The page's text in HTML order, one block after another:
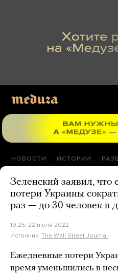
НОВОСТИ ИСТОРИИ
Зеленский заявил,
потери Украины
раз — до 30 человек в
19:25, 22 июля 2022
Источник: The Wall Street Journal
Ежедневные потери
время уменьшились в